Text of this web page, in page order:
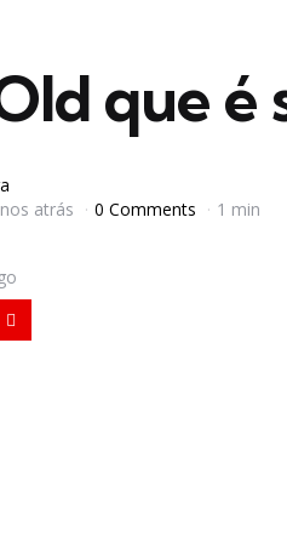
que
atrás 0 Comments 1 min